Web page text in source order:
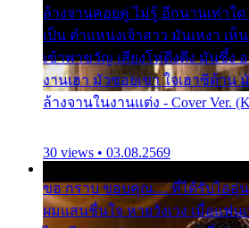
ล้างจานคอยคู่ ไม่รู้ อีกนานเท่าใ
เป็น ตำแหน่งเจ้าสาว มันเหงา เ
เข้าพาขวัญ เสียงโห่ตึงตึง มันซึ้ง
งานเฮา มัวซอยเขา ใจเฮาซิด้า
ล้างจานในงานแต่ง - Cover Ver.
30 views • 03.08.2569
ขอ กราบ ขอบคุณ.... ที่ได้รับไออุ่
ผมแสนชื่นใจ หายวังเวง เมื่อแฟน